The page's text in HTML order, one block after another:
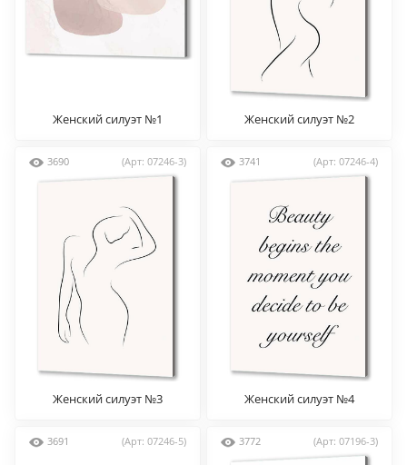
Женский силуэт №1 Женский силуэт №2
3690 (Арт: 07246-3)
Женский силуэт №3
3741 (Арт: 07246-4)
Женский силуэт №4
3691 (Арт: 07246-5) 3772 (Арт: 07196-3)